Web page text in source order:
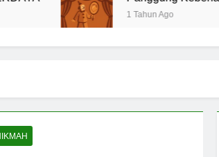
1 Tahun Ago